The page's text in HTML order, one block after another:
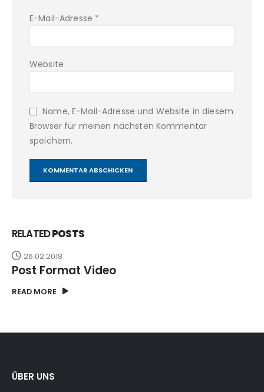
E-Mail-Adresse *
Website
Name, E-Mail-Adresse und Website in diesem
Browser für meinen nächsten Kommentar
speichern.
RELATEDPOSTS
26.02.2018
Post Format Video
READ MORE
ÜBER UNS